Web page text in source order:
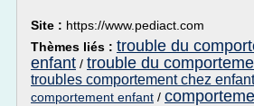
Site : https://www.pediact.com
Thèmes liés : trouble du
enfant / trouble du
troubles comportement chez enfant
comportement enfant /